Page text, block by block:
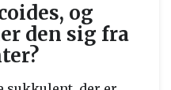
og
den sig fra